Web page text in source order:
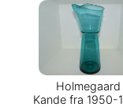
Holmegaard
Kande fra 1950-